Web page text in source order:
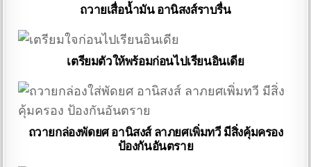
ถวายเสื่อน้ำมัน อานิสงส์ราบรื่น
เตรียมตัวให้พร้อมก่อนไปเรียนอินเดีย
ถวายกล่องพัดยศ อานิสงส์ ลาภยศเพิ่มทวี มีสิ่งคุ้มครอง
ป้องกันอันตราย